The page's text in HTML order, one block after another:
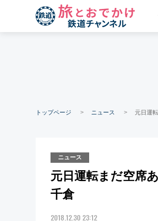
トップページ ニュース 元日運
ニュース
元日運転まだ空席
千倉
2018.12.30 23:12